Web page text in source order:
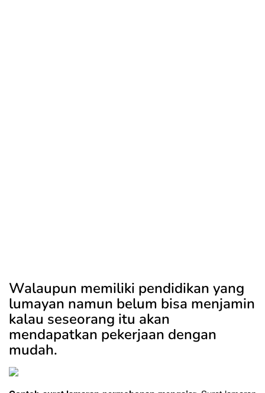
Walaupun memiliki pendidikan yang
lumayan namun belum bisa menjamin
kalau seseorang itu akan
mendapatkan pekerjaan dengan
mudah.